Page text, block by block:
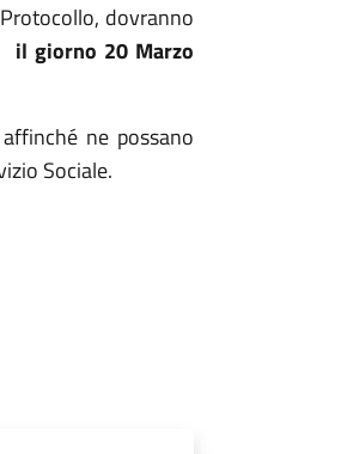
dovranno
il giorno 20 Marzo
ne possano
Sociale.